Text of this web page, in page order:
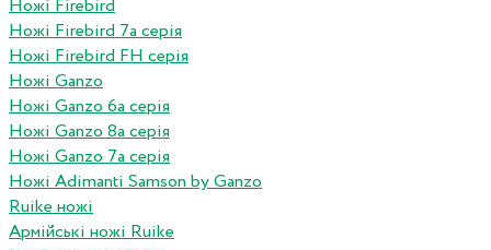
Ножі Firebird
Ножі Firebird 7а серія
Ножі Firebird FH серія
Ножі Ganzo
Ножі Ganzo 6а серія
Ножі Ganzo 8а серія
Ножі Ganzo 7а серія
Ножі Adimanti Samson by Ganzo
Ruike ножі
Армійські ножі Ruike